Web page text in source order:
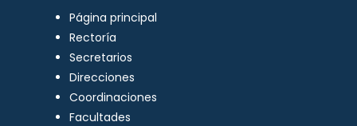
Página principal
Rectoría
Secretarios
Direcciones
Coordinaciones
Facultades